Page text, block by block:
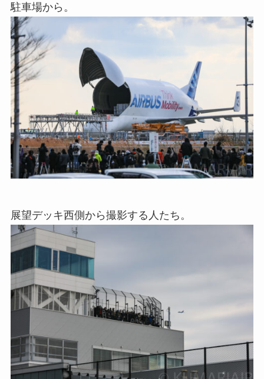
駐車場から。
展望デッキ西側から撮影する人たち。